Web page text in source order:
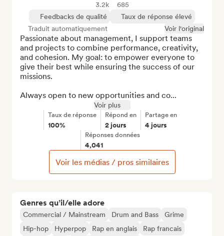
Genres qu’il/elle adore
Commercial / Mainstream Drum and Bass
Grime
Hip-hop
Hyperpop Rap en anglais
Rap francais
3.2k
685
Feedbacks de qualité
Taux de réponse élevé
Traduit automatiquement
Voir l'original
Passionate about management, I support teams
and projects to combine performance, creativity,
and cohesion. My goal: to empower everyone to
give their best while ensuring the success of our
missions.
Always open to new opportunities and co...
Voir plus
Taux de réponse
100%
Répond en
2 jours
Partage en
4 jours
Réponses données
4,041
Voir les médias / pros similaires